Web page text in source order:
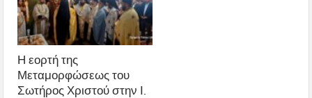
Η εορτή της
Μεταμορφώσεως του
Σωτήρος Χριστού στην Ι.